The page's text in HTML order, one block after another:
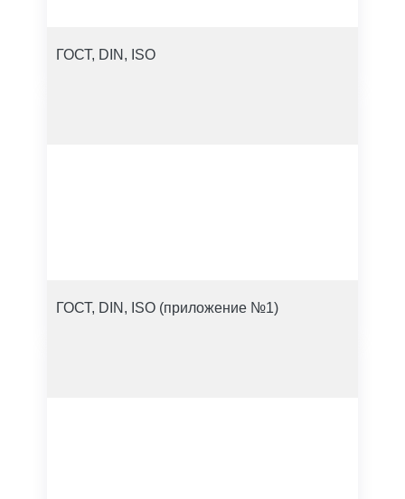
ГОСТ, DIN, ISO
ГОСТ, DIN, ISO (приложение №1)